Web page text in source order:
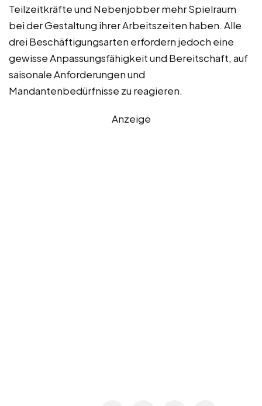
Teilzeitkräfte und Nebenjobber mehr Spielraum
bei der Gestaltung ihrer Arbeitszeiten haben. Alle
drei Beschäftigungsarten erfordern jedoch eine
gewisse Anpassungsfähigkeit und Bereitschaft, auf
saisonale Anforderungen und
Mandantenbedürfnisse zu reagieren.
Anzeige